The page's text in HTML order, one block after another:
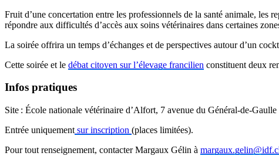
Fruit d’une concertation entre les professionnels de la santé animale, les
répondre aux difficultés d’accès aux soins vétérinaires dans certaines
La soirée offrira un temps d’échanges et de perspectives autour d’un
Cette soirée et le débat citoyen sur l’élevage francilien constituent deux
Infos pratiques
Site : École nationale vétérinaire d’Alfort, 7 avenue du Général-de-
Entrée uniquement sur inscription (places limitées).
Pour tout renseignement, contacter Margaux Gélin à